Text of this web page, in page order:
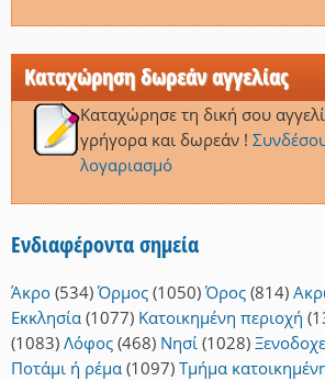
Καταχώρηση δωρεάν αγγελίας
Καταχώρησε τη δική σου
γρήγορα και δωρεάν !
λογαριασμό
Ενδιαφέροντα σημεία
Άκρο (534) Όρμος (1050) Όρος (814)
Εκκλησία (1077) Κατοικημένη περιοχή
(1083) Λόφος (468) Νησί (1028)
Ποτάμι ή ρέμα (1097) Τμήμα